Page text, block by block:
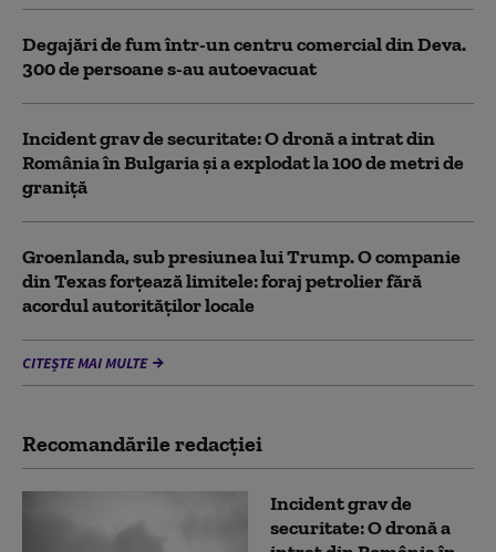
Degajări de fum într-un centru comercial din Deva.
300 de persoane s-au autoevacuat
Incident grav de securitate: O dronă a intrat din
România în Bulgaria şi a explodat la 100 de metri de
graniţă
Groenlanda, sub presiunea lui Trump. O companie
din Texas forțează limitele: foraj petrolier fără
acordul autorităților locale
CITEȘTE MAI MULTE
Recomandările redacţiei
Incident grav de
securitate: O dronă a